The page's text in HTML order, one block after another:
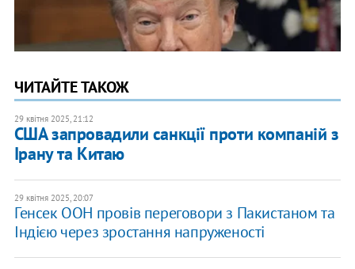
ЧИТАЙТЕ ТАКОЖ
29 квітня 2025, 21:12
США запровадили санкції проти компаній з
Ірану та Китаю
29 квітня 2025, 20:07
Генсек ООН провів переговори з Пакистаном та
Індією через зростання напруженості